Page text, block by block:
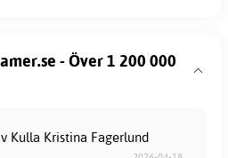
- Över 1 200 000
Kulla Kristina Fagerlund